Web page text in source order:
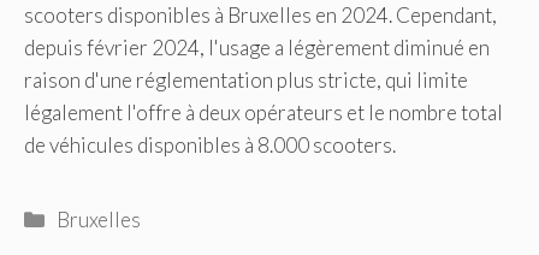
scooters disponibles à Bruxelles en 2024. Cependant,
depuis février 2024, l'usage a légèrement diminué en
raison d'une réglementation plus stricte, qui limite
légalement l'offre à deux opérateurs et le nombre total
de véhicules disponibles à 8.000 scooters.
Catégories
Bruxelles